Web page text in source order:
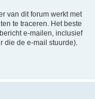
van dit forum werkt met
te traceren. Het beste
e-mailen, inclusief
die de e-mail stuurde).